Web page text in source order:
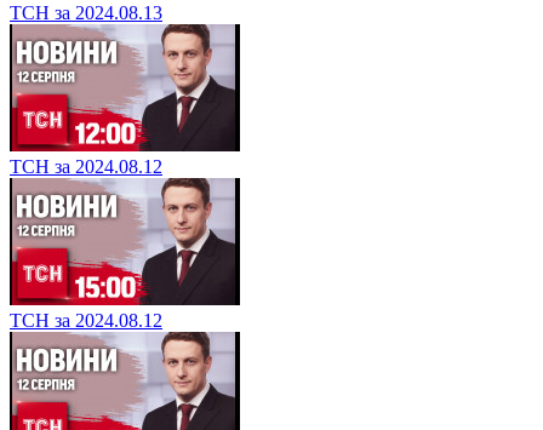
ТСН за 2024.08.13
ТСН за 2024.08.12
ТСН за 2024.08.12